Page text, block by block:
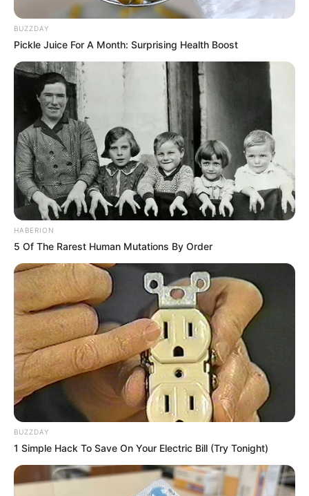
BUZZDAY
Pickle Juice For A Month: Surprising Health Boost
HABERION
5 Of The Rarest Human Mutations By Order
BUZZDAY
1 Simple Hack To Save On Your Electric Bill (Try Tonight)